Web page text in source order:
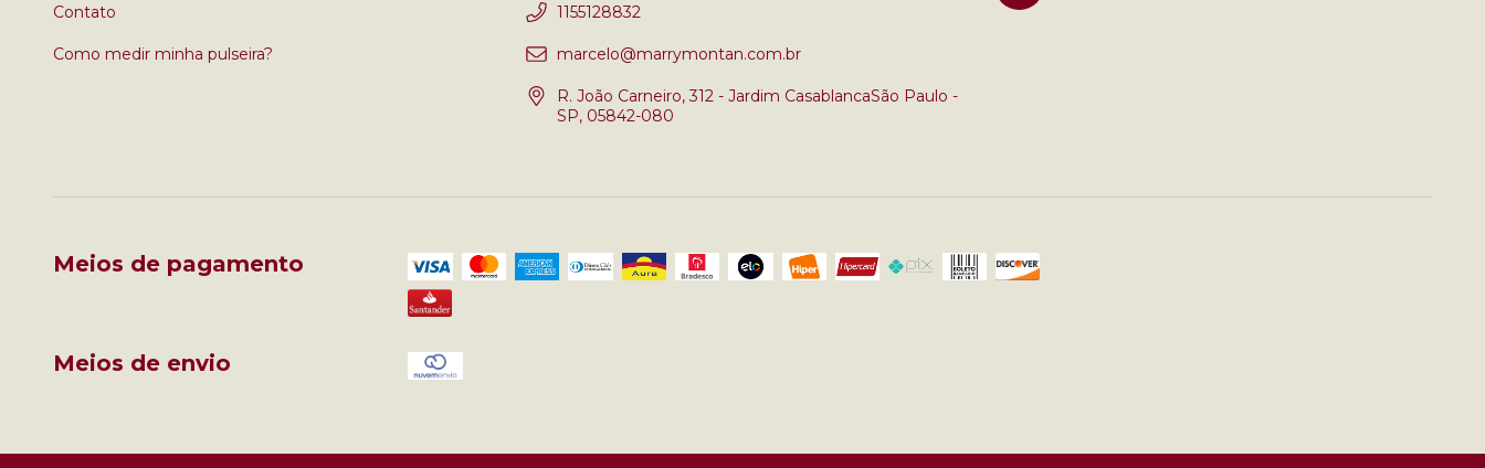
Contato
Como medir minha pulseira?
1155128832
marcelo@marrymontan.com.br
R. João Carneiro, 312 - Jardim CasablancaSão Paulo -
SP, 05842-080
Meios de pagamento
Meios de envio